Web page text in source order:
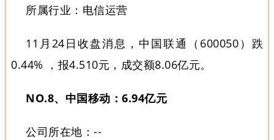
所属行业：电信运营
11月24日收盘消息，中国联通（600050）跌
0.44% ，报4.510元，成交额8.06亿元。
NO.8、中国移动：6.94亿元
公司所在地：--